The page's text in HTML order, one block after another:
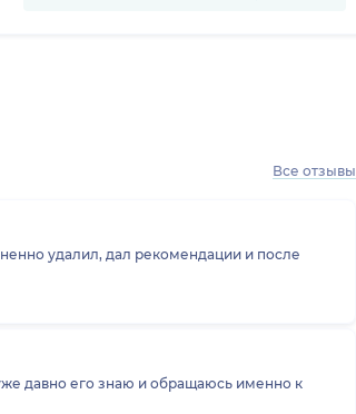
Все отзывы
удалил, дал рекомендации и после
давно его знаю и обращаюсь именно к